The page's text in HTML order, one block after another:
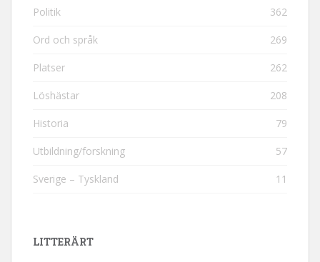
Politik 362
Ord och språk 269
Platser 262
Löshästar 208
Historia 79
Utbildning/forskning 57
Sverige – Tyskland 11
LITTERÄRT